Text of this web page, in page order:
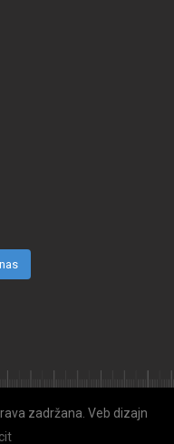
zadržana. Veb dizajn